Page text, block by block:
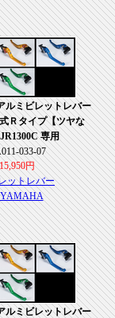
ルミビレットレバー
Ｒタイプ【ツヤな
専用
033-07
円
ットレバー
ルミビレットレバー